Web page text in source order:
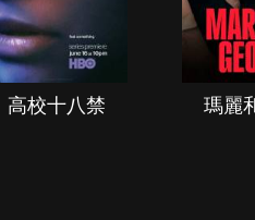
高校十八禁 瑪麗